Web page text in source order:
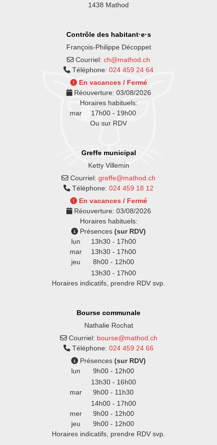
1438 Mathod
Contrôle des habitant·e·s
François-Philippe Décoppet
Courriel: ch@mathod.ch
Téléphone:024 459 24 64
En vacances / Fermé
Réouverture: 03/08/2026
Horaires habituels:
mar
17h00 - 19h00
Ou sur RDV
Greffe municipal
Ketty Villemin
Courriel: greffe@mathod.ch
Téléphone:024 459 18 12
En vacances / Fermé
Réouverture: 03/08/2026
Horaires habituels:
Présences (sur RDV)
lun
13h30 - 17h00
mar
13h30 - 17h00
jeu
8h00 - 12h00
13h30 - 17h00
Horaires indicatifs, prendre RDV svp.
Bourse communale
Nathalie Rochat
Courriel: bourse@mathod.ch
Téléphone:024 459 24 66
Présences (sur RDV)
lun
9h00 - 12h00
13h30 - 16h00
mar
9h00 - 11h30
14h00 - 17h00
mer
9h00 - 12h00
jeu
9h00 - 12h00
Horaires indicatifs, prendre RDV svp.